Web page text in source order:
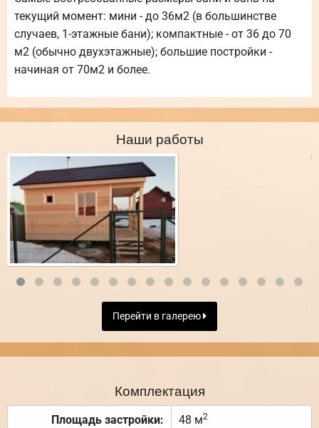
текущий момент: мини - до 36м2 (в большинстве
случаев, 1-этажные бани); компактные - от 36 до 70
м2 (обычно двухэтажные); большие постройки -
начиная от 70м2 и более.
Наши работы
Перейти в галерею
Комплектация
Площадь застройки: 48 м2